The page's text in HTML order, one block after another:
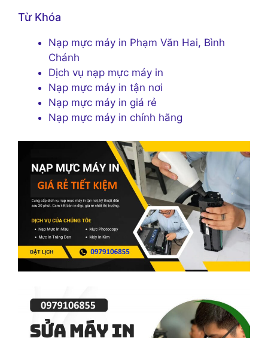
Từ Khóa
Nạp mực máy in Phạm Văn Hai, Bình
Chánh
Dịch vụ nạp mực máy in
Nạp mực máy in tận nơi
Nạp mực máy in giá rẻ
Nạp mực máy in chính hãng